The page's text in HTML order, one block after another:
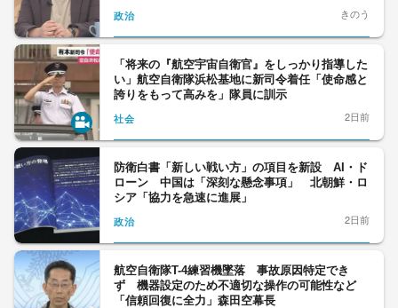
の暫定合意を急ぐワケ
政治 きのう
「将来の『航空宇宙自衛官』をしっかり指導した
い」航空自衛隊浜松基地に新司令着任「使命感と
誇りをもって高みを」隊員に訓示
社会
2日前
防衛白書「新しい戦い方」の項目を新設 AI・ド
ローン 中国は「深刻な懸念事項」 北朝鮮・ロ
シア「協力を急速に進展」
政治
2日前
航空自衛隊T-4練習機墜落 事故原因特定でき
ず 機器設定のため不適切な操作の可能性など
「信頼回復に全力」森田空幕長